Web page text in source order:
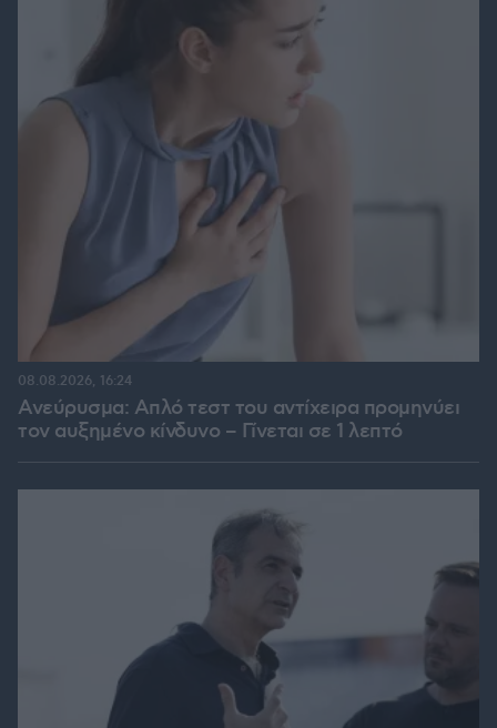
Ανεύρυσμα: Απλό τεστ του αντίχειρα προμηνύει
τον αυξημένο κίνδυνο – Γίνεται σε 1 λεπτό
08.08.2026, 16:24